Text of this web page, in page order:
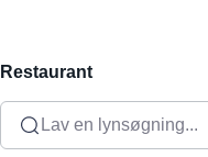
Restaurant
Lav en lynsøgning...